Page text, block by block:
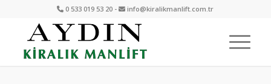
0 533 019 53 20 - info@kiralikmanlift.com.tr